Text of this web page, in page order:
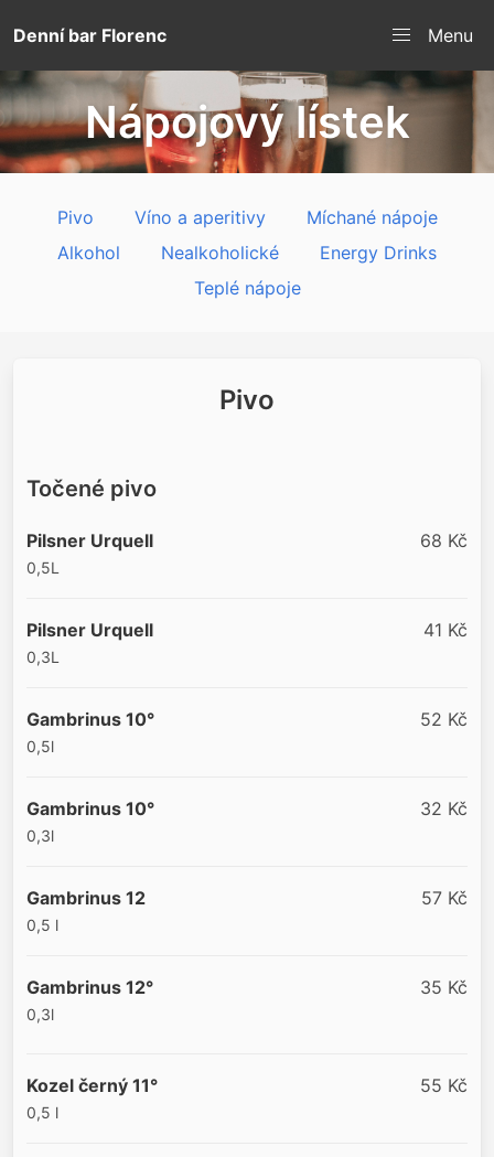
Denní bar Florenc Menu
Nápojový lístek
Pivo Víno a aperitivy
Míchané nápoje
Alkohol
Nealkoholické
Energy Drinks
Teplé nápoje
Pivo
Točené pivo
Pilsner Urquell 68 Kč
0,5L
Pilsner Urquell 41 Kč
0,3L
Gambrinus 10° 52 Kč
0,5l
Gambrinus 10° 32 Kč
0,3l
Gambrinus 12 57 Kč
0,5 l
Gambrinus 12° 35 Kč
0,3l
Kozel černý 11° 55 Kč
0,5 l